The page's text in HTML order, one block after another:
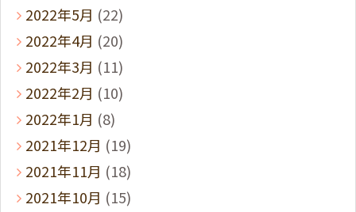
2022年5月 (22)
2022年4月 (20)
2022年3月 (11)
2022年2月 (10)
2022年1月 (8)
2021年12月 (19)
2021年11月 (18)
2021年10月 (15)